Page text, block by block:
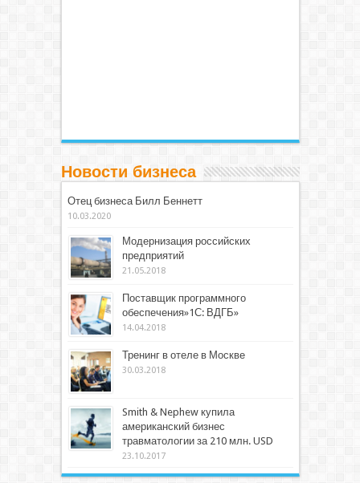
Новости бизнеса
Отец бизнеса Билл Беннетт
10.03.2020
Модернизация российских
предприятий
21.05.2018
Поставщик программного
обеспечения»1С: ВДГБ»
14.04.2018
Тренинг в отеле в Москве
30.03.2018
Smith & Nephew купила
американский бизнес
травматологии за 210 млн. USD
23.10.2017